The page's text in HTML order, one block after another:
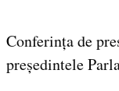
Conferința de
președintele